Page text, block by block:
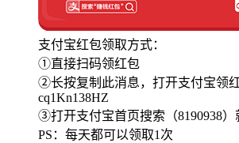
支付宝红包领取方式：
①直接扫码领红包
②长按复制此消息，打开支付宝领红
cq1Kn138HZ
③打开支付宝首页搜索（8190938）
PS：每天都可以领取1次